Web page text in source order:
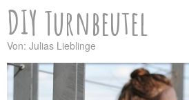
DIY Turnbeutel
Von: Julias Lieblinge